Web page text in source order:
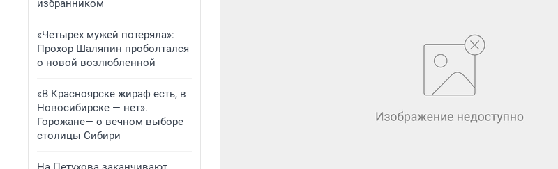
избранником
«Четырех мужей потеряла»:
Прохор Шаляпин проболтался
о новой возлюбленной
«В Красноярске жираф есть, в
Новосибирске — нет».
Горожане— о вечном выборе
столицы Сибири